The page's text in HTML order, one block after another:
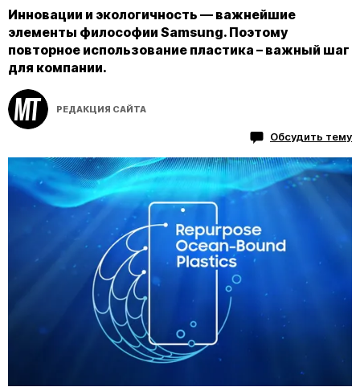
Инновации и экологичность — важнейшие
элементы философии Samsung. Поэтому
повторное использование пластика – важный шаг
для компании.
РЕДАКЦИЯ САЙТА
Обсудить тему